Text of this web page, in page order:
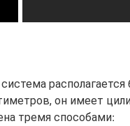
он имеет